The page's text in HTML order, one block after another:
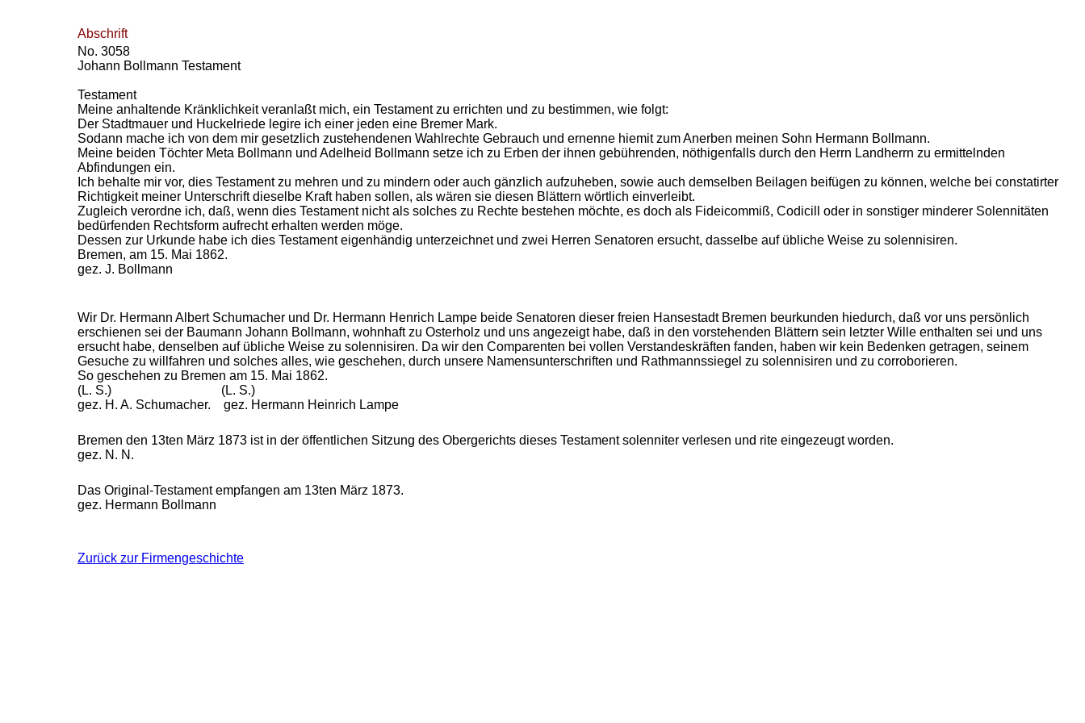
Abschrift
No. 3058
Johann Bollmann Testament
Testament
Meine anhaltende Kränklichkeit veranlaßt mich, ein Testament zu errichten und zu bestimmen, wie folgt:
Der Stadtmauer und Huckelriede legire ich einer jeden eine Bremer Mark.
Sodann mache ich von dem mir gesetzlich zustehendenen Wahlrechte Gebrauch und ernenne hiemit zum Anerben meinen Sohn Hermann Bollmann.
Meine beiden Töchter Meta Bollmann und Adelheid Bollmann setze ich zu Erben der ihnen gebührenden, nöthigenfalls durch den Herrn Landherrn zu ermittelnden
Abfindungen ein.
Ich behalte mir vor, dies Testament zu mehren und zu mindern oder auch gänzlich aufzuheben, sowie auch demselben Beilagen beifügen zu können, welche bei constatirter
Richtigkeit meiner Unterschrift dieselbe Kraft haben sollen, als wären sie diesen Blättern wörtlich einverleibt.
Zugleich verordne ich, daß, wenn dies Testament nicht als solches zu Rechte bestehen möchte, es doch als Fideicommiß, Codicill oder in sonstiger minderer Solennitäten
bedürfenden Rechtsform aufrecht erhalten werden möge.
Dessen zur Urkunde habe ich dies Testament eigenhändig unterzeichnet und zwei Herren Senatoren ersucht, dasselbe auf übliche Weise zu solennisiren.
Bremen, am 15. Mai 1862.
gez. J. Bo llmann
Wir Dr. Hermann Albert Schumacher und Dr. Hermann Henrich Lampe beide Senatoren dieser freien Hansestadt Bremen beurkunden hiedurch, daß vor uns persönlich
erschienen sei der Baumann Johann Bollmann, wohnhaft zu Osterholz und uns angezeigt habe, daß in den vorstehenden Blättern sein letzter Wille enthalten sei und uns
ersucht habe, denselben auf übliche Weise zu solennisiren. Da wir den Comparenten bei vollen Verstandeskräften fanden, haben wir kein Bedenken getragen, seinem
Gesuche zu willfahren und solches alles, wie geschehen, durch unsere Namensunterschriften und Rathmannssiegel zu solennisiren und zu corroborieren.
So geschehen zu Bremen am 15. Mai 1862.
(L. S.) (L. S.)
gez. H. A. Schumacher. gez. Hermann Heinrich Lampe
Bremen den 13ten März 1873 ist in der öffentlichen Sitzung des Obergerichts dieses Testament solenniter verlesen und rite eingezeugt worden.
gez. N. N.
Das Original-Testament empfangen am 13ten März 1873.
gez. Hermann Bollmann
Zurück zur Firmengeschichte